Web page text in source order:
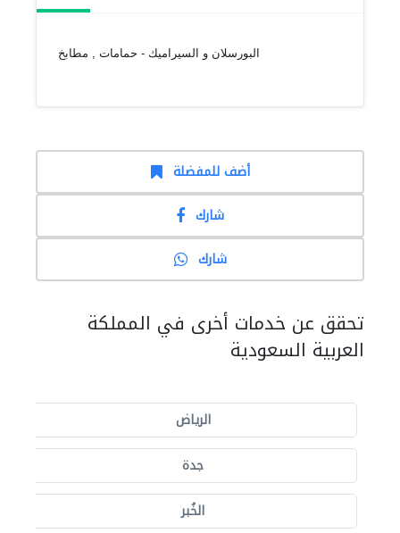
أضف للمفضلة
شارك
شارك
تحقق عن خدمات أخرى في المملكة
العربية السعودية
الرياض
جدة
الخُبر